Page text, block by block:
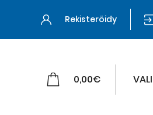
Rekisteröidy
0,00€